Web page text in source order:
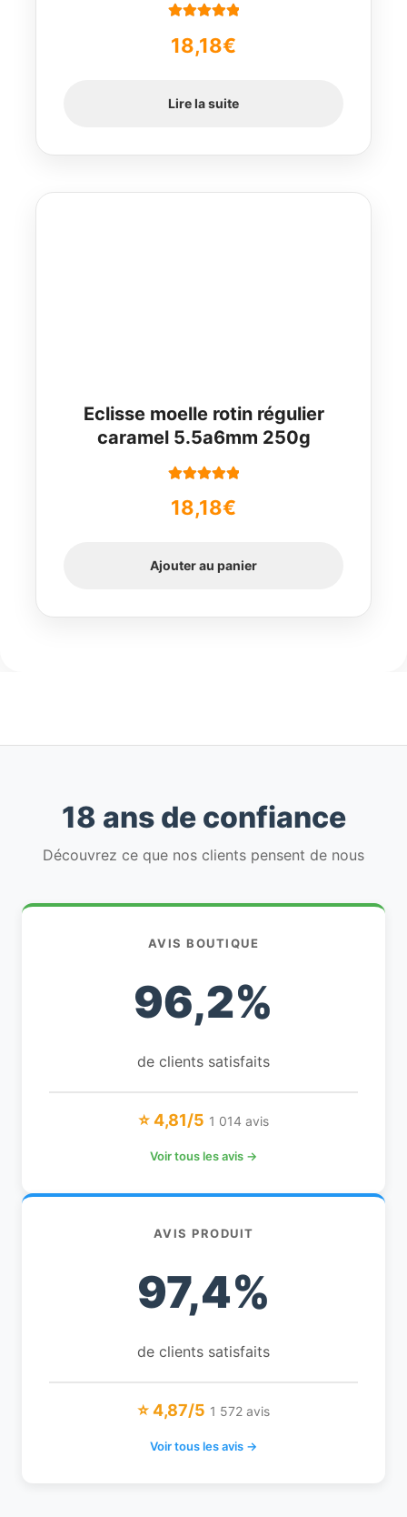
18,18€
Lire la suite
Eclisse moelle rotin régulier
caramel 5.5a6mm 250g
18,18€
Ajouter au panier
18 ans de confiance
Découvrez ce que nos clients pensent de nous
AVIS BOUTIQUE
96,2%
de clients satisfaits
⭐ 4,81/5 1 014 avis
Voir tous les avis →
AVIS PRODUIT
97,4%
de clients satisfaits
⭐ 4,87/5 1 572 avis
Voir tous les avis →